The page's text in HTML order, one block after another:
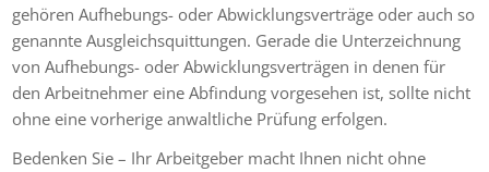
gehören Aufhebungs- oder Abwicklungsverträge oder auch so
genannte Ausgleichsquittungen. Gerade die Unterzeichnung
von Aufhebungs- oder Abwicklungsverträgen in denen für
den Arbeitnehmer eine Abfindung vorgesehen ist, sollte nicht
ohne eine vorherige anwaltliche Prüfung erfolgen.
Bedenken Sie – Ihr Arbeitgeber macht Ihnen nicht ohne